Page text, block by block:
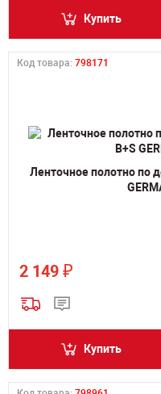
Купить
Код товара: 798171
Ленточное полотно по
2 149 ₽
Купить